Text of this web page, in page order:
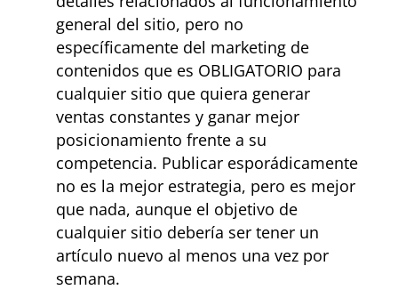
general del sitio, pero no
específicamente del marketing de
contenidos que es OBLIGATORIO para
cualquier sitio que quiera generar
ventas constantes y ganar mejor
posicionamiento frente a su
competencia. Publicar esporádicamente
no es la mejor estrategia, pero es mejor
que nada, aunque el objetivo de
cualquier sitio debería ser tener un
artículo nuevo al menos una vez por
semana.